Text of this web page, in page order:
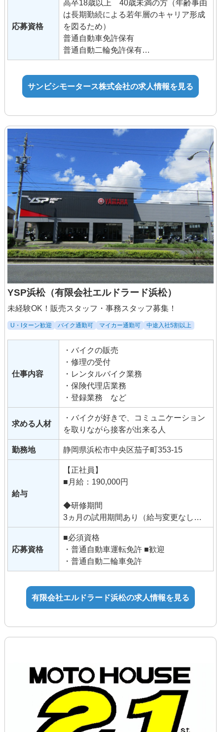
役職手当あり
資格手当あり
昇給あり
賞与 年2回（7月・12月）業績により支
応募資格
高卒18歳以上 40歳未満の方（年齢事由
は長期勤続による若年層のキャリア形成
を図るため）
普通自動車免許保有
普通自動二輪免許保有
※入社後、大型自動二輪免許を取得して
頂きます。
サンビシモータース株式会社の求人情報を見る
YSP浜松（有限会社エルドラード浜松）
未経験OK！販売スタッフ・事務スタッフ募集！
U・Iターン歓迎 バイク通勤可 マイカー通勤可 中途入社5割以上
仕事内容
・バイクの販売
・修理の受付
・レンタルバイク業務
・保険代理店業務
・登録業務 など
求める人材
・バイクが好きで、コミュニケーション
を取りながら接客が出来る人
勤務地 静岡県浜松市中央区茄子町353-15
給与
【正社員】
■月給：190,000円
◆研修期間
3ヵ月の試用期間あり（給与変更なし）
■手当
通勤手当
役職手当
資格手当
皆勤手当
達成手当
食事手当
応募資格
■必須資格
・普通自動車運転免許 ■歓迎
・普通自動二輪車免許
有限会社エルドラード浜松の求人情報を見る